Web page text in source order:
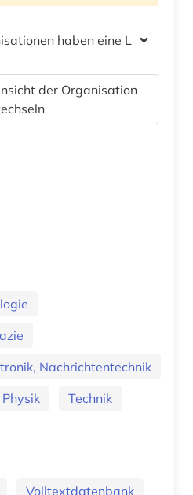
haben eine Lizenz
der Organisation
Nachrichtentechnik
Physik Technik
Volltextdatenbank